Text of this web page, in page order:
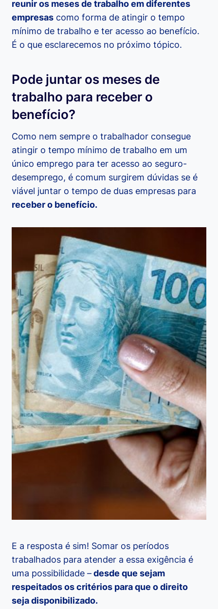
reunir os meses de trabalho em diferentes
empresas como forma de atingir o tempo
mínimo de trabalho e ter acesso ao benefício.
É o que esclarecemos no próximo tópico.
Pode juntar os meses de
trabalho para receber o
benefício?
Como nem sempre o trabalhador consegue
atingir o tempo mínimo de trabalho em um
único emprego para ter acesso ao seguro-
desemprego, é comum surgirem dúvidas se é
viável juntar o tempo de duas empresas para
receber o benefício.
E a resposta é sim! Somar os períodos
trabalhados para atender a essa exigência é
uma possibilidade –desde que sejam
respeitados os critérios para que o direito
seja disponibilizado.